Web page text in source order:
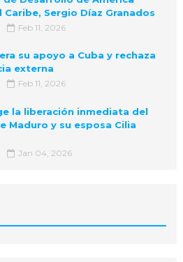
Caribe, Sergio Díaz Granados
Feb 11, 2026
su apoyo a Cuba y rechaza
externa
Feb 11, 2026
la liberación inmediata del
Maduro y su esposa Cilia
Jan 04, 2026